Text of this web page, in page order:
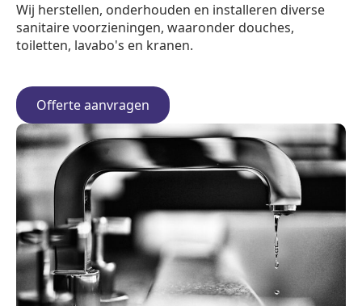
Wij herstellen, onderhouden en installeren diverse
sanitaire voorzieningen, waaronder douches,
toiletten, lavabo's en kranen.
Offerte aanvragen